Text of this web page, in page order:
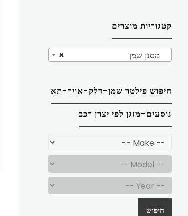
קטגוריות מוצרים
× מסנן שמן
חיפוש פילטר שמן-דלק-אויר-תא
נוסעים-מזגן לפי יצרן רכב
חיפוש